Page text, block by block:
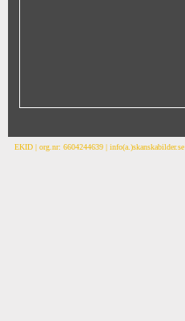
EKID | org.nr: 6604244639 | info(a.)skanskabilder.se